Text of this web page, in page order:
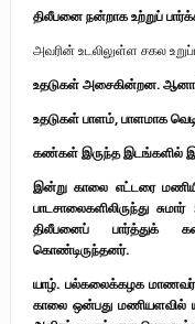
திலீபனை நன்றாக உற்றுப்
அவரின் உடலிலுள்ள சகல
உதடுகள் அசைகின்றன.
உதடுகள் பாளம், பாளமாக
கண்கள் இருந்த இடங்களில்
இன்று காலை எட்டரை
பாடசாலைகளிலிருந்து
திலீபனைப் பார்த்துக்
கொண்டிருந்தனர்.
யாழ். பல்கலைக்கழக
காலை ஒன்பது மணியளவில்